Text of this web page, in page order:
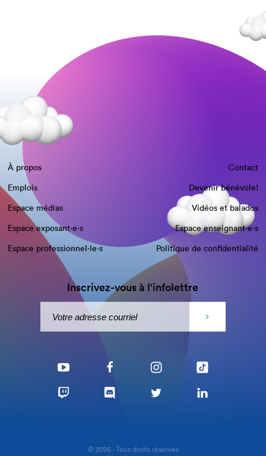
À propos
Contact
Emplois
Devenir bénévole!
Espace médias
Vidéos et balados
Espace exposant·e⋅s
Espace enseignant·e⋅s
Espace professionnel·le⋅s
Politique de confidentialité
Inscrivez-vous à l'infolettre
© 2026 - Tous droits réservés